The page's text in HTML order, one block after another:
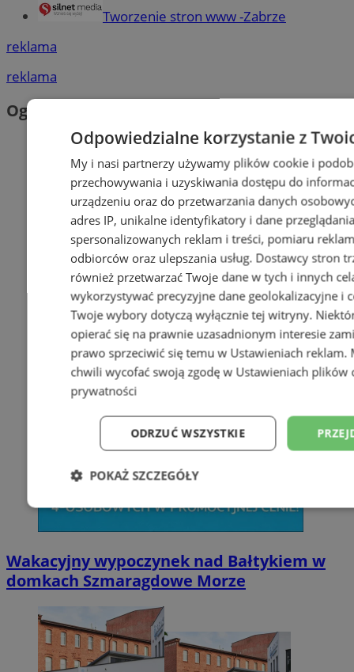
Tworzenie stron www -Zabrze
reklama
reklama
Ogłoszenia
Wakacyjny wypoczynek nad Bałtykiem w
domkach Szmaragdowe Morze
Odpowiedzialne korzystanie z
My i nasi partnerzy używamy plików cookie i
przechowywania i uzyskiwania dostępu do
urządzeniu oraz do przetwarzania danych
adres IP, unikalne identyfikatory i dane
spersonalizowanych reklam i treści, pomiaru
odbiorców oraz ulepszania usług. Dostawcy stron
również przetwarzać Twoje dane w tych i innych
wykorzystywać precyzyjne dane geolokalizacyjne i
Twoje wybory dotyczą wyłącznie tej witryny.
opierać się na prawnie uzasadnionym interesie
prawo sprzeciwić się temu w Ustawieniach reklam.
chwili wycofać swoją zgodę w Ustawieniach plików
prywatności
ODRZUĆ WSZYSTKIE
POKAŻ SZCZEGÓŁY
Niezbędne Wydajność
Niesklasyfikowane